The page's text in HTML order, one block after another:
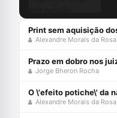
Alexandre Morais da Rosa
Jorge Bheron Rocha
Alexandre Morais da Rosa